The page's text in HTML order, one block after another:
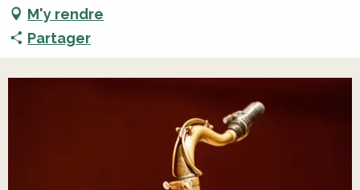
M'y rendre
Partager